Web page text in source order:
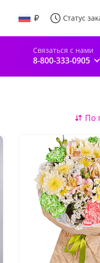
Статус
Связаться с нами
8-800-333-0905
По